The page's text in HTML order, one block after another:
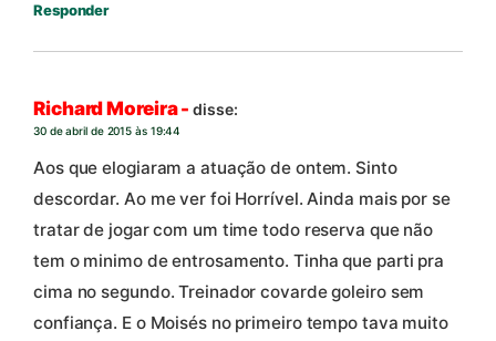
Responder
Richard Moreira - disse:
30 de abril de 2015 às 19:44
Aos que elogiaram a atuação de ontem. Sinto
descordar. Ao me ver foi Horrível. Ainda mais por se
tratar de jogar com um time todo reserva que não
tem o minimo de entrosamento. Tinha que parti pra
cima no segundo. Treinador covarde goleiro sem
confiança. E o Moisés no primeiro tempo tava muito